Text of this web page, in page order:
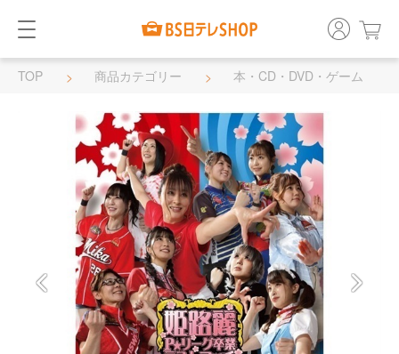
TOP 商品カテゴリー
本・CD・DVD・ゲーム
DVD・BD